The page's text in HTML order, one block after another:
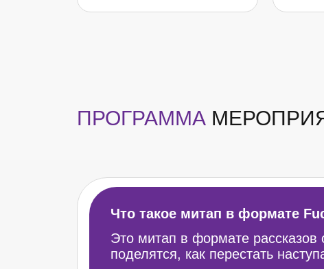
ПРОГРАММА
Что такое митап в формате
Это митап в формате
поделятся, как перестать